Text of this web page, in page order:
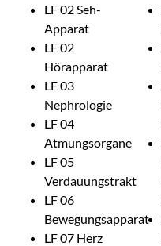
LF 02 Seh-
Apparat
LF 02
Hörapparat
LF 03
Nephrologie
LF 04
Atmungsorgane
LF 05
Verdauungstrakt
LF 06
Bewegungsapparat
LF 07 Herz